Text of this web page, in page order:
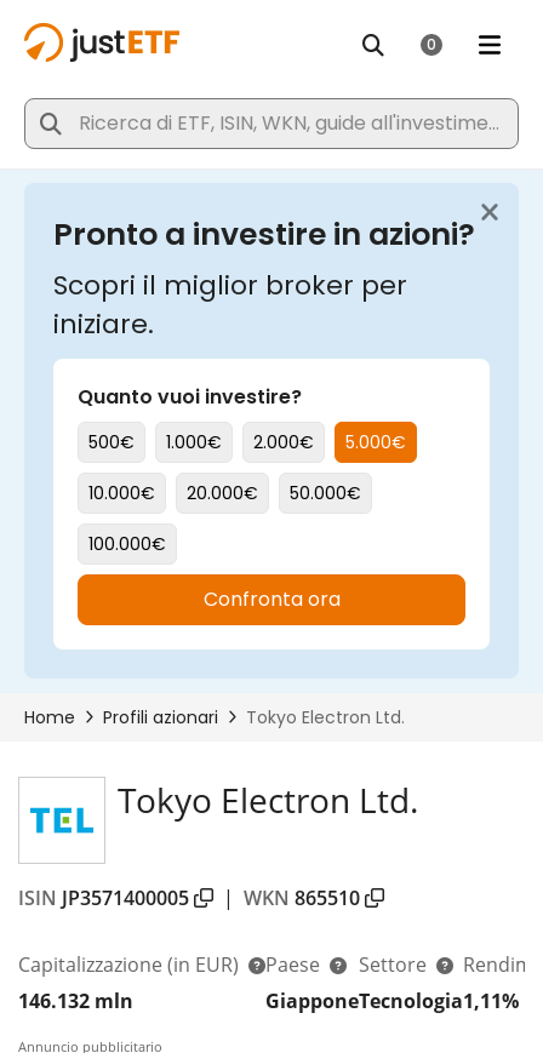
Tokyo Electron Ltd.
ISIN JP3571400005 | WKN 865510
Capitalizzazione (in EUR)
146.132 mln
Paese
Giappone
Settore
Tecnologia1,11%
Annuncio pubblicitario